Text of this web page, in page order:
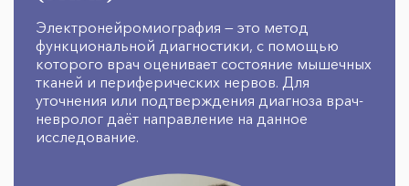
Электронейромиография — это метод
функциональной диагностики, с помощью
которого врач оценивает состояние мышечных
тканей и периферических нервов. Для
уточнения или подтверждения диагноза врач-
невролог даёт направление на данное
исследование.